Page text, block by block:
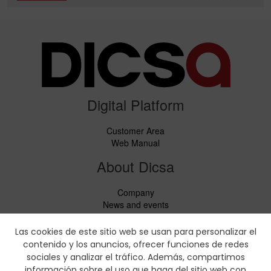
Las cookies de este sitio web se usan para personalizar el
contenido y los anuncios, ofrecer funciones de redes
sociales y analizar el tráfico. Además, compartimos
Digital Platform
Customer Area
Web Manual
About Dicsa
Company
News and events
Services
Code of Conduct
Social responsability
CbC Report